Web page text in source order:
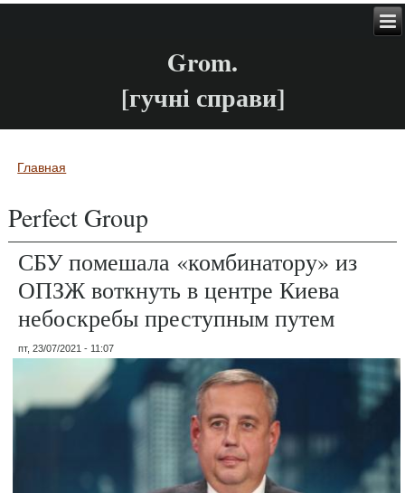
Grom.
[гучні справи]
Вы здесь
Главная
Perfect Group
СБУ помешала «комбинатору» из
ОПЗЖ воткнуть в центре Киева
небоскребы преступным путем
пт, 23/07/2021 - 11:07